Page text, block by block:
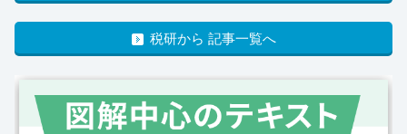
税研から 記事一覧へ